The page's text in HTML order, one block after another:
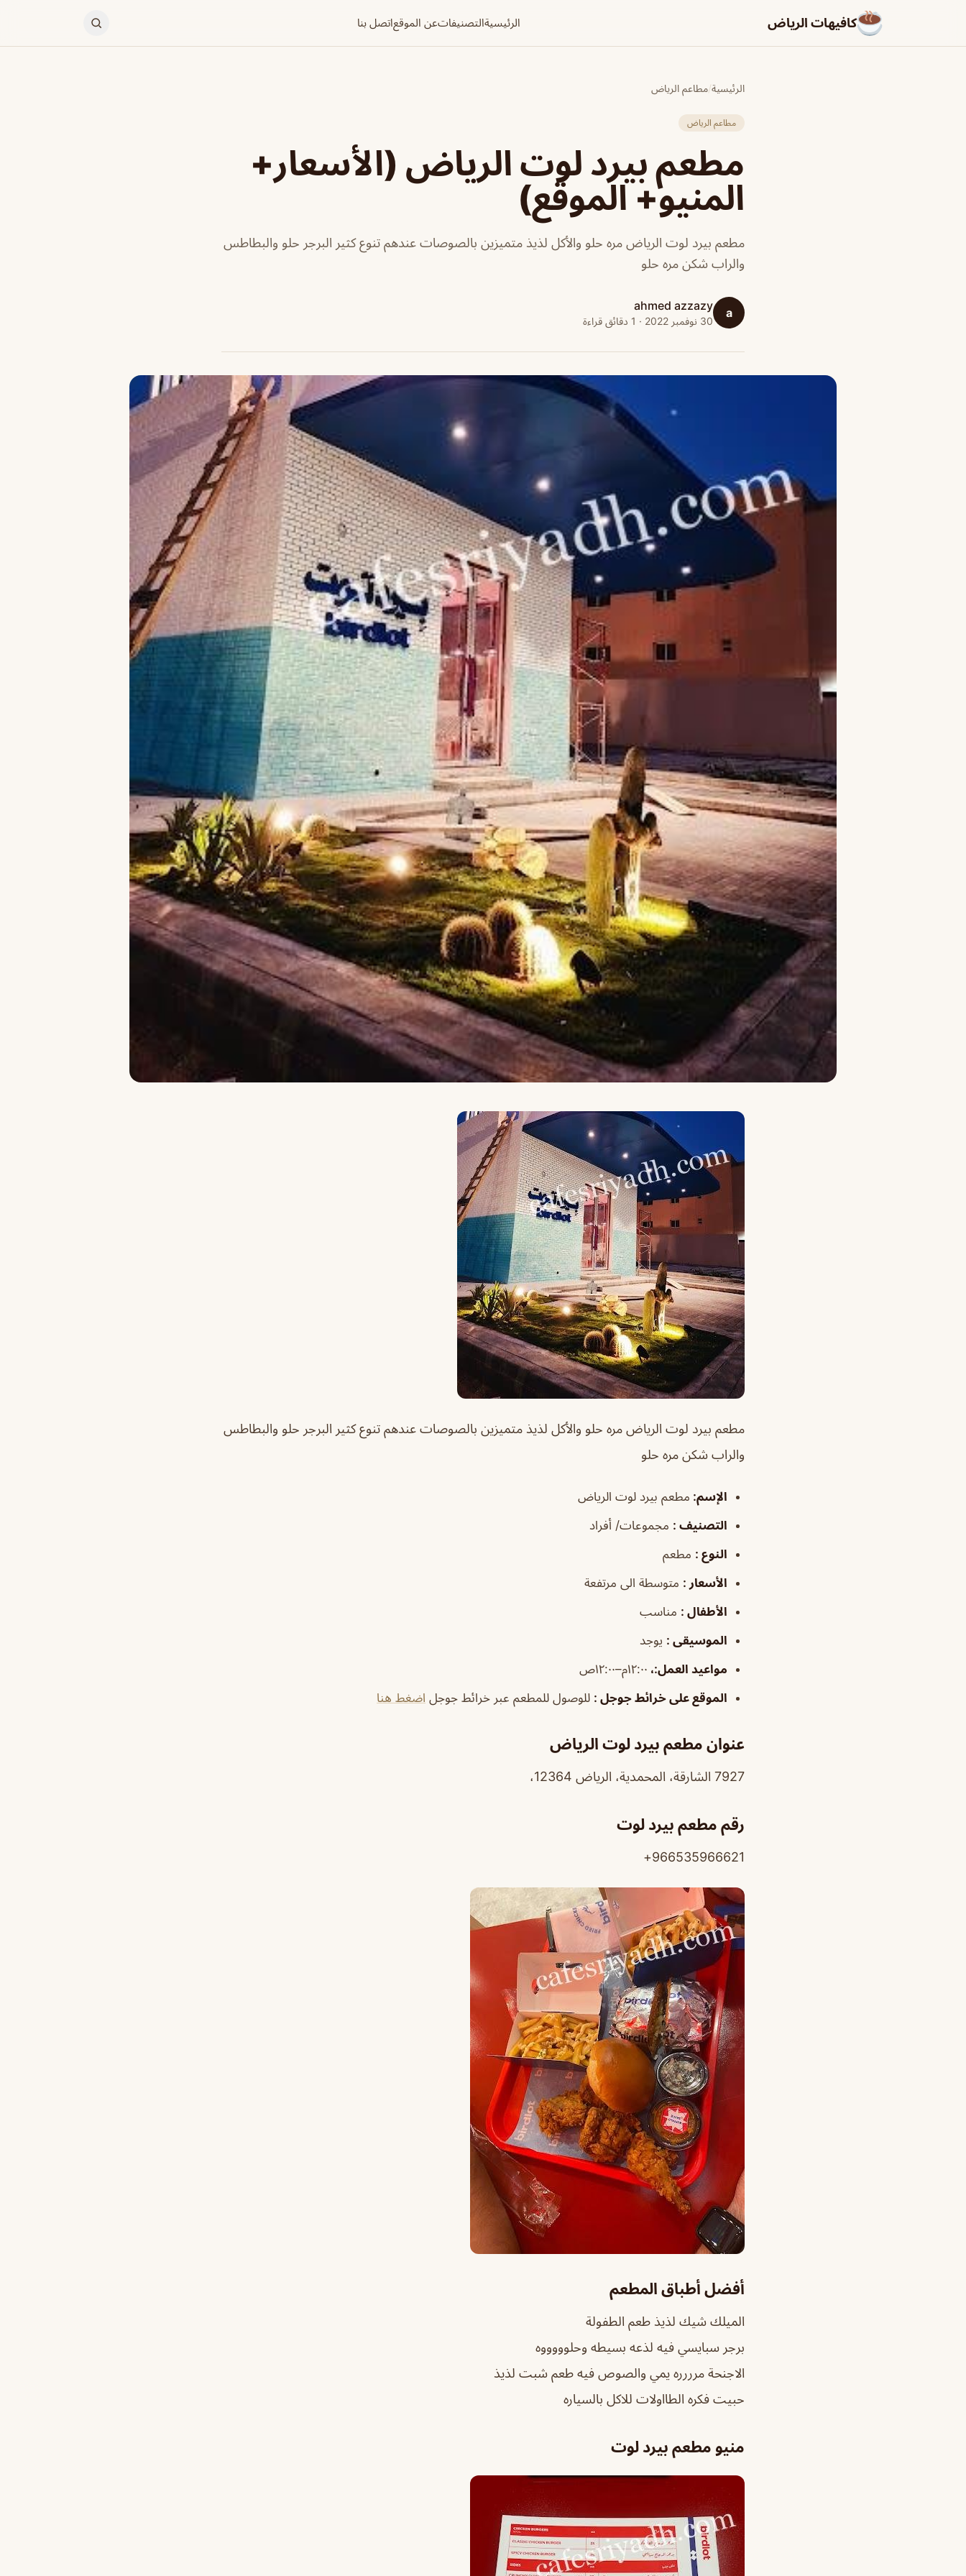
كافيهات الرياض الرئيسيةالتصنيفاتعن الموقعاتصل بنا
الرئيسية/مطاعم الرياض
مطاعم الرياض
مطعم بيرد لوت الرياض (الأسعار+
المنيو+ الموقع)
مطعم بيرد لوت الرياض مره حلو والأكل لذيذ متميزين بالصوصات عندهم تنوع كثير البرجر حلو والبطاطس
والراب شكن مره حلو
a
ahmed azzazy
30 نوفمبر 2022 · 1 دقائق قراءة
مطعم بيرد لوت الرياض مره حلو والأكل لذيذ متميزين بالصوصات عندهم تنوع كثير البرجر حلو والبطاطس
والراب شكن مره حلو
الإسم: مطعم بيرد لوت الرياض
التصنيف : مجموعات/ أفراد
النوع : مطعم
الأسعار : متوسطة الى مرتفعة
الأطفال : مناسب
الموسيقى : يوجد
مواعيد العمل:، ١٢:٠٠م–١٢:٠٠ص
الموقع على خرائط جوجل : للوصول للمطعم عبر خرائط جوجل اضغط هنا
عنوان مطعم بيرد لوت الرياض
7927 الشارقة، المحمدية، الرياض 12364،
رقم مطعم بيرد لوت
966535966621+
أفضل أطباق المطعم
الميلك شيك لذيذ طعم الطفولة
برجر سبايسي فيه لذعه بسيطه وحلوووووه
الاجنحة مرررره يمي والصوص فيه طعم شبت لذيذ
حبيت فكره الطااولات للاكل بالسياره
منيو مطعم بيرد لوت